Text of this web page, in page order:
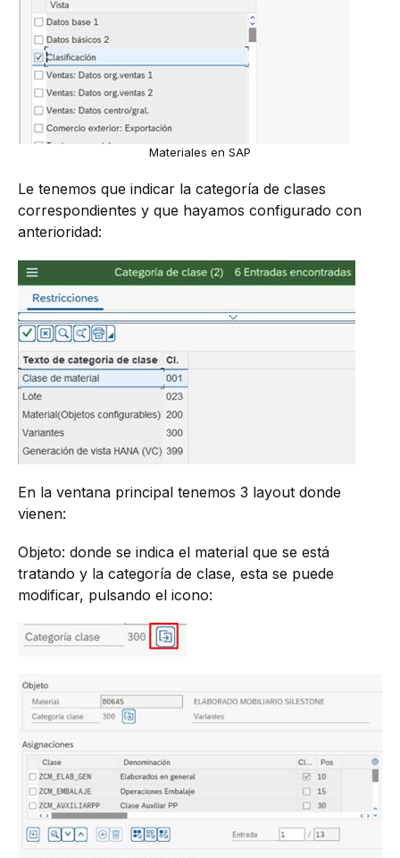
Materiales en SAP
Le tenemos que indicar la categoría de clases
correspondientes y que hayamos configurado con
anterioridad:
En la ventana principal tenemos 3 layout donde
vienen:
Objeto: donde se indica el material que se está
tratando y la categoría de clase, esta se puede
modificar, pulsando el icono: